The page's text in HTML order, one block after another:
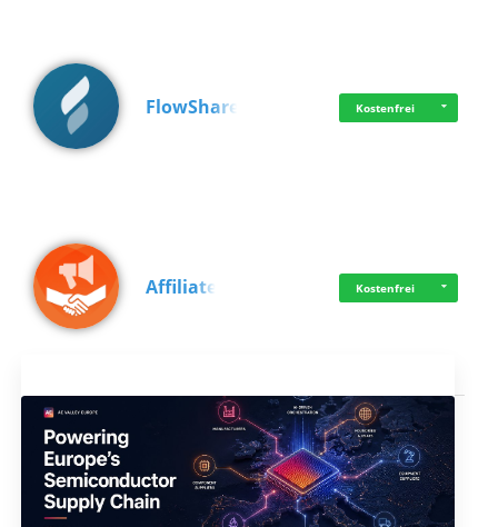
FlowShare Kostenfrei
Affiliate Kostenfrei